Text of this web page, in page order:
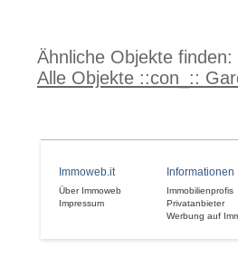
Ähnliche Objekte finden:
Alle Objekte ::con_::
Immoweb.it
Über Immoweb
Impressum
Informationen
Immobilienprofis
Privatanbieter
Werbung auf